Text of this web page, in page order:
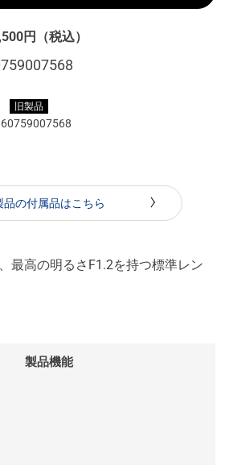
円 （税込）
旧製品
品の付属品はこちら
最高の明るさF1.2を持つ標準レン
製品機能